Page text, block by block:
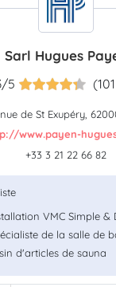
Sarl Hugues
5
de St Exupéry,
www.payen-
+33 3 21 22 66 82
VMC Simple &
de la salle de
d'articles de sauna